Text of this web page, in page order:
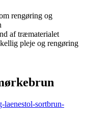
rengøring og
af træmaterialet
pleje og rengøring
laenestol-sortbrun-